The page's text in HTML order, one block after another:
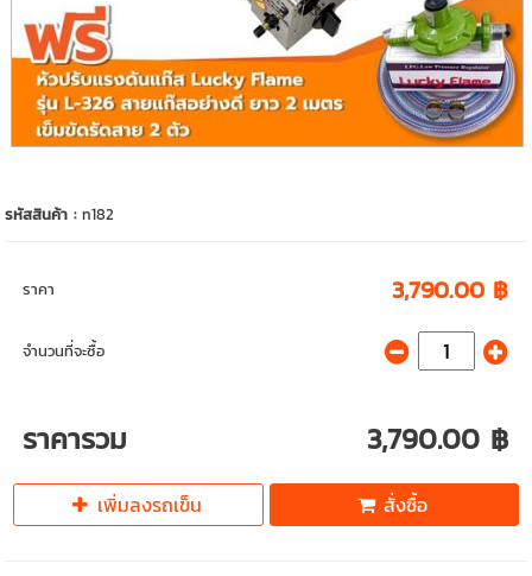
รหัสสินค้า :n182
ราคา 3,790.00 ฿
จำนวนที่จะซื้อ
ราคารวม 3,790.00 ฿
เพิ่มลงรถเข็น สั่งซื้อ